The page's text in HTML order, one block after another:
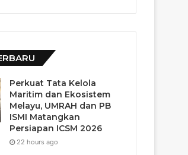
Perkuat Tata Kelola
Maritim dan Ekosistem
Melayu, UMRAH dan PB
ISMI Matangkan
Persiapan ICSM 2026
22 hours ago